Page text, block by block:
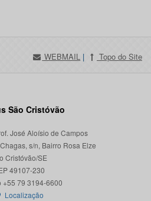
WEBMAIL | Topo do Site
São Cristóvão
José Aloísio de Campos
s/n, Bairro Rosa Elze
Cristóvão/SE
49107-230
Localização